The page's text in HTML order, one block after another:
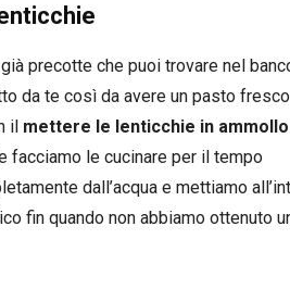
precotte che puoi trovare nel
da te così da avere un pasto fresco
il mettere le lenticchie in
facciamo le cucinare per il tempo
dall’acqua e mettiamo
fin quando non abbiamo ottenuto